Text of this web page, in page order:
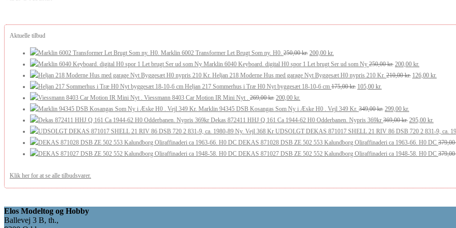
Aktuelle tilbud
Marklin 6002 Transformer Let Brugt Som ny. H0. 250,00kr. Den
oprindelige
pris
var:
200,00 kr.
aktuelle
pris
er:
Marklin 6040 Keyboard. digital H0 spor 1 Let brugt Ser ud som Ny 250,00kr. Den
oprindelige
250,00 kr..
200,00 kr.
aktuelle
Heljan 218 Moderne Hus med garage Nyt Byggesæt H0 nypris 210 Kr. 210,00kr. Den
210,00 kr..
126,00 kr.
Heljan 217 Sommerhus i Træ H0 Nyt byggesæt 18-10-6 cm 175,00kr. Den
pris
var:
175,00 kr..
105,00 kr.
pris
er:
105,00 kr..
Viessmann 8403 Car Motion IR Mini Nyt . 269,00kr. Den
oprindelige
pris
var:
269,00 kr..
200,00 kr.
aktuelle
pris
er:
200,00 kr..
Marklin 94345 DSB Kosangas Som Ny i Æske H0 . Vejl 349 Kr. 349,00kr. Den
oprindelige
pris
var:
349,00 kr..
299,00 kr.
aktuelle
pris
er:
299,00 kr..
Dekas 872411 HHJ Q 161 Ca 1944-62 H0 Odderbanen. Nypris 369kr 369,00kr. Den
oprindelige
pris
var:
295,00 kr.
aktuelle
pris
er:
UDSOLGT DEKAS 871017 SHELL 21 RIV 86 DSB 720 2 831-9, ca.
DEKAS 871028 DSB ZE 502 553 Kalundborg Oliraffinaderi ca 1963-66. H0 DC 379,00
DEKAS 871027 DSB ZE 502 552 Kalundborg Oliraffinaderi ca 1948-58. H0 DC 379,00
Klik her for at se alle tilbudsvarer.
Elos Modeltog og Hobby
Ballevej 3 B, th.,